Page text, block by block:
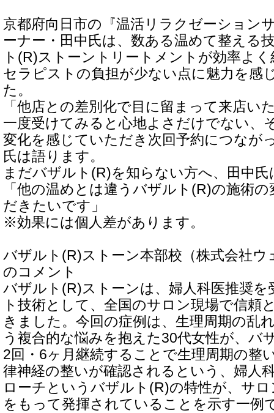
京都府向日市の『温活リラクゼーション
ーナー・田中氏は、数ある温めて整える
ト(R)ストーントリートメントが効率よ
セラピストの負担が少ない点に魅力を感
た。
「他店との差別化で目に留まって来店い
一度受けてみると心地よさだけでない、
変化を感じていただき次回予約につなが
氏は語ります。
まだバザルト(R)を知らない方へ、田中
「他の温めとは違うバザルト(R)の施術
だきたいです」
※効果には個人差があります。
バザルト(R)ストーン本部校（株式会社
のコメント
バザルト(R)ストーンは、婦人科医推奨
ト技術として、全国のサロン現場で信頼
きました。今回の症例は、生理周期の乱
う複合的な悩みを抱えた30代女性が、バ
2回・6ヶ月継続することで生理周期の整
律神経の整いが確認されるという、婦人
ローチというバザルト(R)の特性が、サ
をもって発揮されていることを示す一例